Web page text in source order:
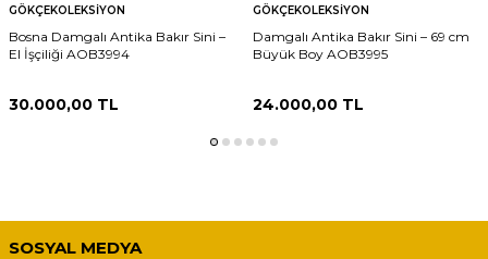
GÖKÇEKOLEKSIYON
Bosna Damgalı Antika Bakır Sini –
El İşçiliği AOB3994
30.000,00 TL
GÖKÇEKOLEKSIYON
Damgalı Antika Bakır Sini – 69 cm
Büyük Boy AOB3995
24.000,00TL
SOSYAL MEDYA